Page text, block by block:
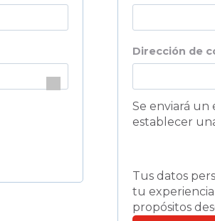
Dirección de
Se enviará
establecer
Tus datos
tu
propósitos